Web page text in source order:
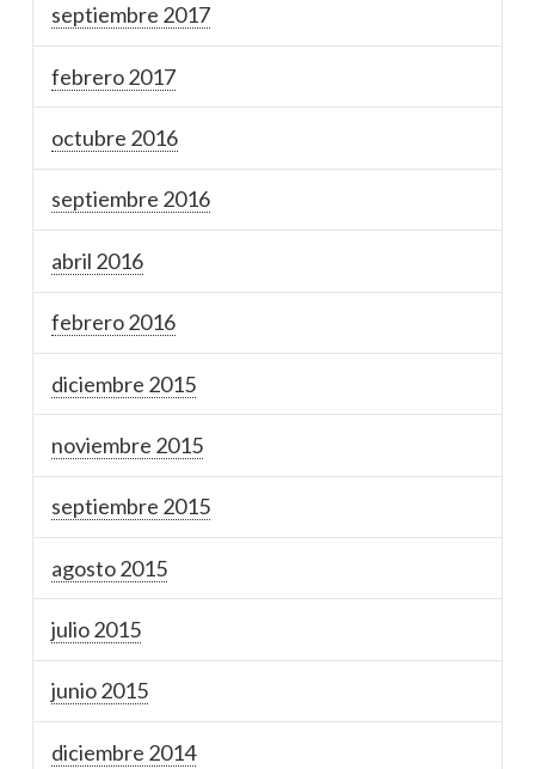
septiembre 2017
febrero 2017
octubre 2016
septiembre 2016
abril 2016
febrero 2016
diciembre 2015
noviembre 2015
septiembre 2015
agosto 2015
julio 2015
junio 2015
diciembre 2014